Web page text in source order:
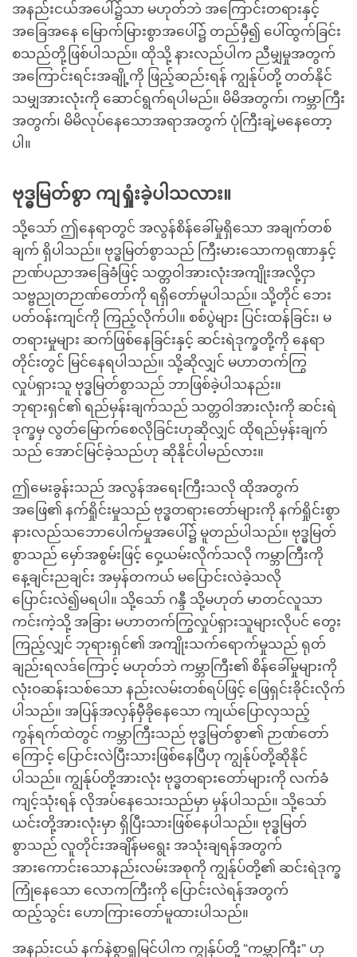
အနည်းငယ်အပေါ်၌သာ မဟုတ်ဘဲ အကြောင်းတရားနှင့်
အခြေအနေ မြောက်မြားစွာအပေါ်၌ တည်မှီ၍ ပေါ်ထွက်ခြင်း
စသည်တို့ဖြစ်ပါသည်။ ထိုသို့ နားလည်ပါက ညီမျှမှုအတွက်
အကြောင်းရင်းအချို့ကို ဖြည့်ဆည်းရန် ကျွန်ုပ်တို့ တတ်နိုင်
သမျှအားလုံးကို ဆောင်ရွက်ရပါမည်။ မိမိအတွက်၊ ကမ္ဘာကြီး
အတွက်၊ မိမိလုပ်နေသောအရာအတွက် ပုံကြီးချဲ့မနေတော့
ပါ။
ဗုဒ္ဓမြတ်စွာ ကျရှုံးခဲ့ပါသလား။
သို့သော် ဤနေရာတွင် အလွန်စိန်ခေါ်မှုရှိသော အချက်တစ်
ချက် ရှိပါသည်။ ဗုဒ္ဓမြတ်စွာသည် ကြီးမားသောကရုဏာနှင့်
ဉာဏ်ပညာအခြေခံဖြင့် သတ္တဝါအားလုံးအကျိုးအလို့ငှာ
သဗ္ဗညုတဉာဏ်တော်ကို ရရှိတော်မူပါသည်။ သို့တိုင် ဘေး
ပတ်ဝန်းကျင်ကို ကြည့်လိုက်ပါ။ စစ်ပွဲများ ပြင်းထန်ခြင်း၊ မ
တရားမှုများ ဆက်ဖြစ်နေခြင်းနှင့် ဆင်းရဲဒုက္ခတို့ကို နေရာ
တိုင်းတွင် မြင်နေရပါသည်။ သို့ဆိုလျှင် မဟာတက်ကြွ
လှုပ်ရှားသူ ဗုဒ္ဓမြတ်စွာသည် ဘာဖြစ်ခဲ့ပါသနည်း။
ဘုရားရှင်၏ ရည်မှန်းချက်သည် သတ္တဝါအားလုံးကို ဆင်းရဲ
ဒုက္ခမှ လွတ်မြောက်စေလိုခြင်းဟုဆိုလျှင် ထိုရည်မှန်းချက်
သည် အောင်မြင်ခဲ့သည်ဟု ဆိုနိုင်ပါမည်လား။
ဤမေးခွန်းသည် အလွန်အရေးကြီးသလို ထိုအတွက်
အဖြေ၏ နက်ရှိုင်းမှုသည် ဗုဒ္ဓတရားတော်များကို နက်ရှိုင်းစွာ
နားလည်သဘောပေါက်မှုအပေါ်၌ မူတည်ပါသည်။ ဗုဒ္ဓမြတ်
စွာသည် မှော်အစွမ်းဖြင့် ဝှေ့ယမ်းလိုက်သလို ကမ္ဘာကြီးကို
နေ့ချင်းညချင်း အမှန်တကယ် မပြောင်းလဲခဲ့သလို
ပြောင်းလဲ၍မရပါ။ သို့သော် ဂန္ဒီ သို့မဟုတ် မာတင်လူသာ
ကင်းကဲ့သို့ အခြား မဟာတက်ကြွလှုပ်ရှားသူများလိုပင် တွေး
ကြည့်လျှင် ဘုရားရှင်၏ အကျိုးသက်ရောက်မှုသည် ရုတ်
ချည်းရလဒ်ကြောင့် မဟုတ်ဘဲ ကမ္ဘာကြီး၏ စိန်ခေါ်မှုများကို
လုံးဝဆန်းသစ်သော နည်းလမ်းတစ်ရပ်ဖြင့် ဖြေရှင်းခိုင်းလိုက်
ပါသည်။ အပြန်အလှန်မှီခိုနေသော ကျယ်ပြောလှသည့်
ကွန်ရက်ထဲတွင် ကမ္ဘာကြီးသည် ဗုဒ္ဓမြတ်စွာ၏ ဉာဏ်တော်
ကြောင့် ပြောင်းလဲပြီးသားဖြစ်နေပြီဟု ကျွန်ုပ်တို့ဆိုနိုင်
ပါသည်။ ကျွန်ုပ်တို့အားလုံး ဗုဒ္ဓတရားတော်များကို လက်ခံ
ကျင့်သုံးရန် လိုအပ်နေသေးသည်မှာ မှန်ပါသည်။ သို့သော်
ယင်းတို့အားလုံးမှာ ရှိပြီးသားဖြစ်နေပါသည်။ ဗုဒ္ဓမြတ်
စွာသည် လူတိုင်းအချိန်မရွေး အသုံးချရန်အတွက်
အားကောင်းသောနည်းလမ်းအစုကို ကျွန်ုပ်တို့၏ ဆင်းရဲဒုက္ခ
ကြုံနေသော လောကကြီးကို ပြောင်းလဲရန်အတွက်
ထည့်သွင်း ဟောကြားတော်မူထားပါသည်။
အနည်းငယ် နက်နဲစွာရှုမြင်ပါက ကျွန်ုပ်တို့ “ကမ္ဘာကြီး” ဟု